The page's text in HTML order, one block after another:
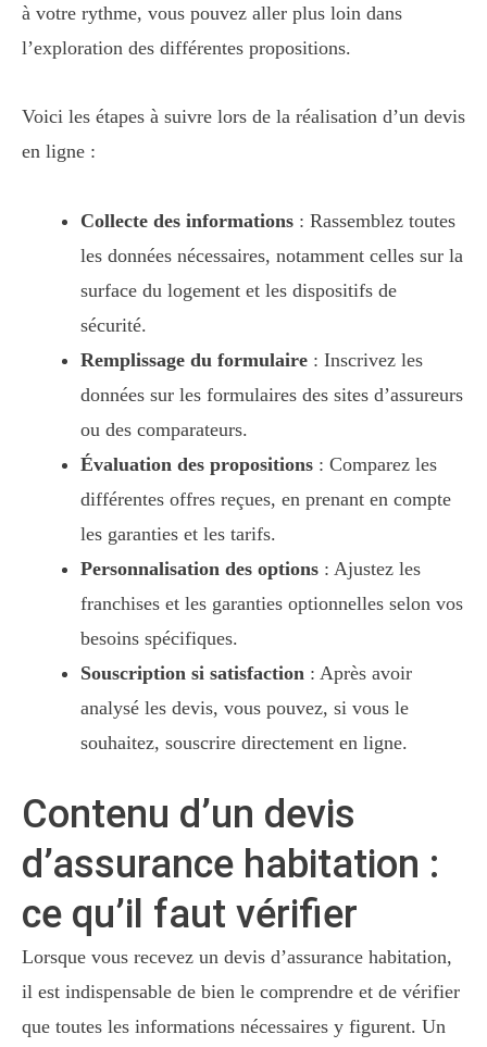
à votre rythme, vous pouvez aller plus loin dans
l’exploration des différentes propositions.
Voici les étapes à suivre lors de la réalisation d’un devis
en ligne :
Collecte des informations : Rassemblez toutes
les données nécessaires, notamment celles sur la
surface du logement et les dispositifs de
sécurité.
Remplissage du formulaire : Inscrivez les
données sur les formulaires des sites d’assureurs
ou des comparateurs.
Évaluation des propositions : Comparez les
différentes offres reçues, en prenant en compte
les garanties et les tarifs.
Personnalisation des options : Ajustez les
franchises et les garanties optionnelles selon vos
besoins spécifiques.
Souscription si satisfaction : Après avoir
analysé les devis, vous pouvez, si vous le
souhaitez, souscrire directement en ligne.
Contenu d’un devis
d’assurance habitation :
ce qu’il faut vérifier
Lorsque vous recevez un devis d’assurance habitation,
il est indispensable de bien le comprendre et de vérifier
que toutes les informations nécessaires y figurent. Un